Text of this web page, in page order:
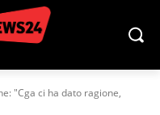
"Cga ci ha dato ragione,